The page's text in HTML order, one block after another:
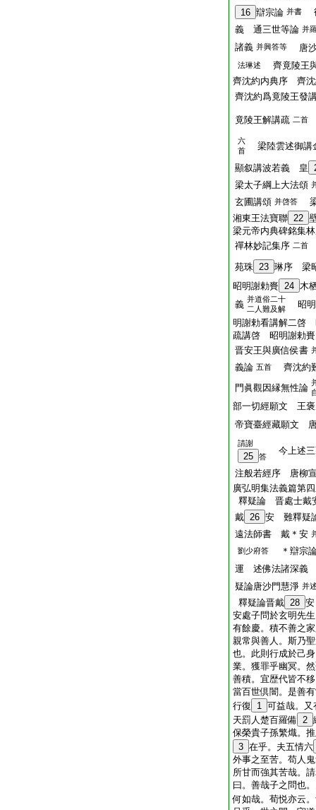
16 辯宗論 并書
義 通三世等論 并
諸義 并興答等 唐
法琳述
齊竟陵王
齊沈約内典序 齊沈
齊沈約爲竟陵王發
竟陵王解講疏 二首
六
首
梁陸雲述御講
顯叙講波若義 皇
梁太子綱上大法頌
玄圃講頌 并啓答
湘東王法寶聯 22
梁元帝内典碑銘集
禪林妙記集序 二首
苑珠 23 琳序 梁
昭明謝勅賚 24 木
義 并道俗二十
二人難及解
昭明
明謝勅看講解二啓
疏講啓 昭明謝勅
晋安王與廣信侯書
義論 五首
齊沈約
門眞觀因縁無性論
部一切經願文 王
帝寶臺經藏願文
請謝
25 答
今上述三
注般若經序 唐柳
廣弘明集法義篇第
釋疑論 晋處士戴
戴 26 安 難釋疑
遠法師書 戴＊安
劉少府答
＊辯宗
運 述佛法諸深義
疑論唐沙門慧淨 并
釋疑論晋戴 28 安
安處子問於玄明先
有餘慶。積不善之
親常與善人。斯乃
也。此則行成於己
業。獲罪乎幽冥。
善積。宜歴代皆不
當百世倶闇。是善
行復
1 可益哉。又
天罰人楚百羅備 2
保榮貴子孫繁熾。
3 在乎。夫五情六
外事之至苦。苟人
所甘而強其苦哉。
曰。善哉子之問也
何如哉。荀悦亦云